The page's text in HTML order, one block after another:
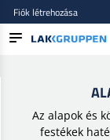
BLOG
Fiók létrehozása
Az alapok és
festékek